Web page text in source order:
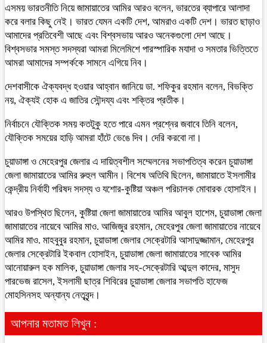
এসময় ভারতনীতি নিয়ে জামায়াতের আমির আরও বলেন, ভারতের ব্যাপারে আলাদা
করে বলার কিছু নেই। ভারত যেমন একটি দেশ, আমরাও একটি দেশ। ভারত ছাড়াও
আমাদের প্রতিবেশী আছে এবং বিশ্বসভায় আরও অনেকগুলো দেশ আছে।
বিশ্বসভার সমস্ত সদস্যরা আমরা মিলেমিশে পারস্পারিক মযাদা ও সমতার ভিত্তিতে
আমরা আমাদের সম্পর্ককে সামনে এগিয়ে নিব।
দেশবাসীকে ঐক্যবদ্ধ হওয়ার আহ্বান জানিয়ে ডা. শফিকুর রহমান বলেন, বিভক্তি
নয়, ঐক্যই হোক এ জাতির সৌন্দয্য এবং শক্তির প্রতীক।
নির্বাচনে যৌক্তিক সময় কতটুকু হতে পারে এমন প্রশ্নের জবাবে তিনি বলেন,
যৌক্তিক সময়ের হাড়ি আমরা হাঁটে ভেঙে দিব। দেরি করবো না।
চুয়াডাঙ্গা ও মেহেরপুর জেলার এ দায়িত্বশীল সম্মেলনের সভাপতিত্ব করেন চুয়াডাঙ্গা
জেলা জামায়াতের আমির রুহুল আমীন। বিশেষ অতিথি ছিলেন, জামায়াতে ইসলামীর
কেন্দ্রীয় নির্বাহী পরিষদ সদস্য ও যশোর-কুষ্টিয়া অঞ্চল পরিচালক মোবারক হোসাইন।
আরও উপস্থিত ছিলেন, কুষ্টিয়া জেলা জামায়াতের আমির আবুল হাশেম, চুয়াডাঙ্গা জেলা
জামায়াতের নায়েবে আমির মাও. আজিজুর রহমান, মেহেরপুর জেলা জামায়াতের নায়েবে
আমির মাও. মাহবুবুর রহমান, চুয়াডাঙ্গা জেলার সেক্রেটারি আসাদুজ্জামান, মেহেরপুর
জেলার সেক্রেটারি ইকবাল হোসাইন, চুয়াডাঙ্গা জেলা জামায়াতের সাবেক আমির
আনোয়ারুল হক মালিক, চুয়াডাঙ্গা জেলার সহ-সেক্রেটারি আব্দুল কাদের, মাসুদ
পারভেজ রাসেল, ইসলামী ছাত্র শিবিরের চুয়াডাঙ্গা জেলার সভাপতি হাফেজ
মোহসিনসহ অন্যান্য নেতৃবৃন্দ।
আপনার মতামত লিখুন :